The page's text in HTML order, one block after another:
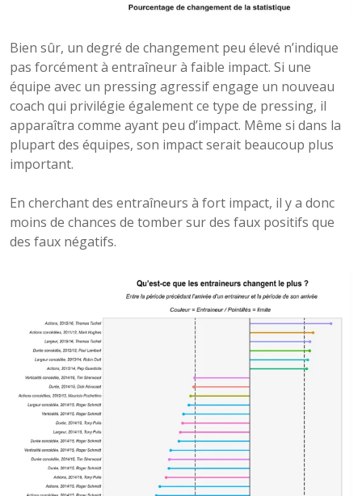
Bien sûr, un degré de changement peu élevé n’indique
pas forcément à entraîneur à faible impact. Si une
équipe avec un pressing agressif engage un nouveau
coach qui privilégie également ce type de pressing, il
apparaîtra comme ayant peu d’impact. Même si dans la
plupart des équipes, son impact serait beaucoup plus
important.
En cherchant des entraîneurs à fort impact, il y a donc
moins de chances de tomber sur des faux positifs que
des faux négatifs.